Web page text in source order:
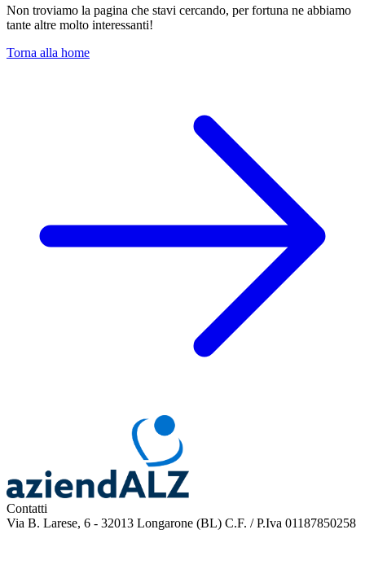
Non troviamo la pagina che stavi cercando, per fortuna ne abbiamo
tante altre molto interessanti!
Torna alla home
Contatti
Via B. Larese, 6 - 32013 Longarone (BL) C.F. / P.Iva 01187850258